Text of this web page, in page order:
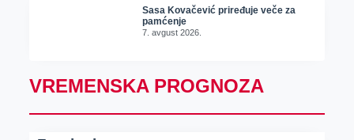
Sasa Kovačević priređuje veče za
pamćenje
7. avgust 2026.
VREMENSKA PROGNOZA